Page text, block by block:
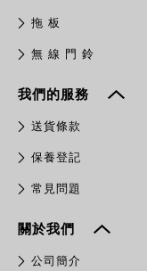
拖 板
無 線 門 鈴
我們的服務
送貨條款
保養登記
常見問題
關於我們
公司簡介